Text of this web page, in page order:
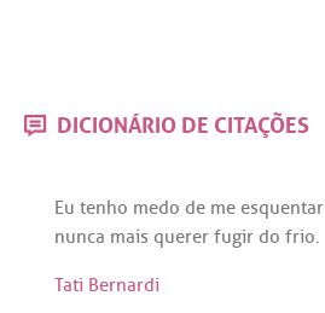
DICIONÁRIO DE CITAÇÕES
Eu tenho medo de me esquentar
nunca mais querer fugir do frio.
Tati Bernardi